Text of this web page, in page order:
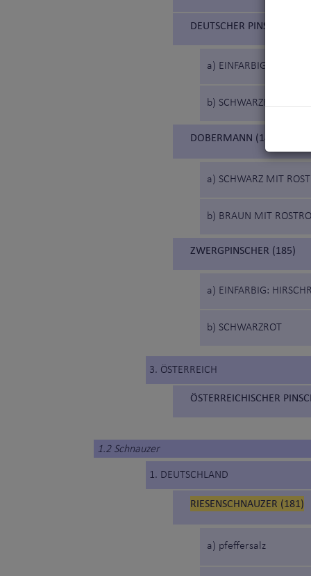
DEUTSCHER PINSCHER
a) EINFARBIG:
b) SCHWARZROT
DOBERMANN (143)
a) SCHWARZ MIT
b) BRAUN MIT
ZWERGPINSCHER (185)
a) EINFARBIG:
b) SCHWARZROT
3. ÖSTERREICH
ÖSTERREICHISCHER
1.2 Schnauzer
1. DEUTSCHLAND
RIESENSCHNAUZER (181)
a) pfeffersalz